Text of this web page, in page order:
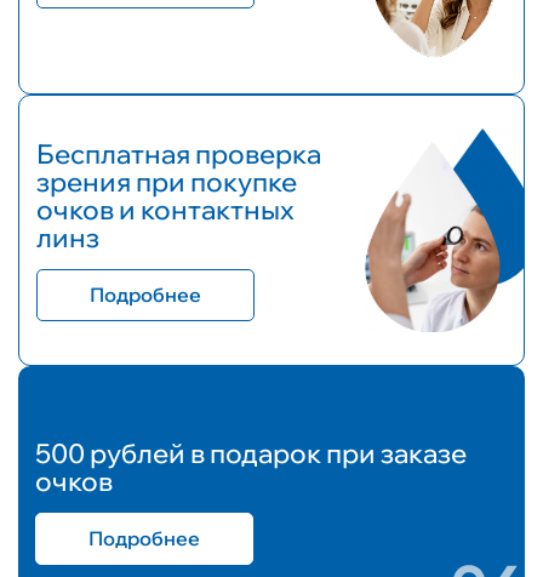
Бесплатная проверка
зрения при покупке
очков и контактных
линз
Подробнее
500 рублей в подарок при заказе
очков
Подробнее